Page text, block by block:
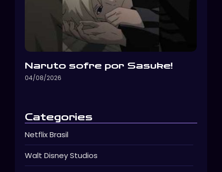
Naruto sofre por Sasuke!
04/08/2026
Categories
Netflix Brasil
Walt Disney Studios